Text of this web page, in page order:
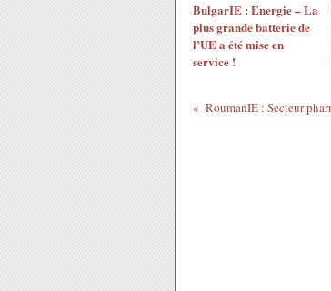
BulgarIE : Energie – La
plus grande batterie de
l’UE a été mise en
service !